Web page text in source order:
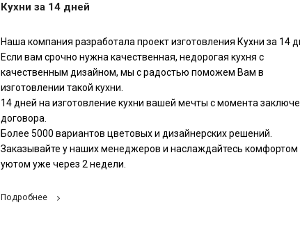
Кухни за 14 дней
Наша компания разработала проект изготовления Кухни за 14
Если вам срочно нужна качественная, недорогая кухня с
качественным дизайном, мы с радостью поможем Вам в
изготовлении такой кухни.
14 дней на изготовление кухни вашей мечты с момента
договора.
Более 5000 вариантов цветовых и дизайнерских решений.
Заказывайте у наших менеджеров и наслаждайтесь комфортом
уютом уже через 2 недели.
Подробнее